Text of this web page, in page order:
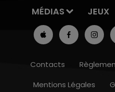
MÉDIAS
JEUX
Contacts
Mentions Légales